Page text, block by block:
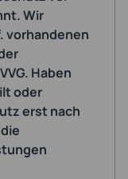
Wir
vorhandenen
Haben
oder
erst nach